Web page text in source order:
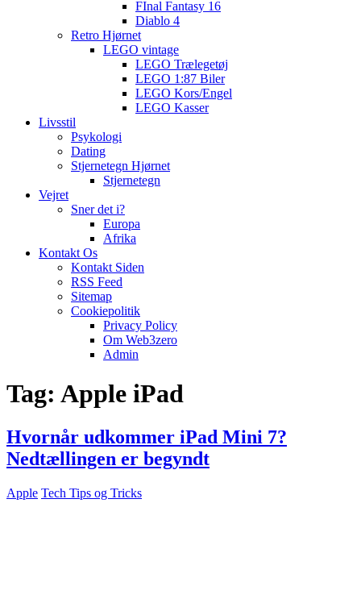
FInal Fantasy 16
Diablo 4
Retro Hjørnet
LEGO vintage
LEGO Trælegetøj
LEGO 1:87 Biler
LEGO Kors/Engel
LEGO Kasser
Livsstil
Psykologi
Dating
Stjernetegn Hjørnet
Stjernetegn
Vejret
Sner det i?
Europa
Afrika
Kontakt Os
Kontakt Siden
RSS Feed
Sitemap
Cookiepolitik
Privacy Policy
Om Web3zero
Admin
Tag: Apple iPad
Hvornår udkommer iPad Mini 7?
Nedtællingen er begyndt
Apple Tech Tips og Tricks